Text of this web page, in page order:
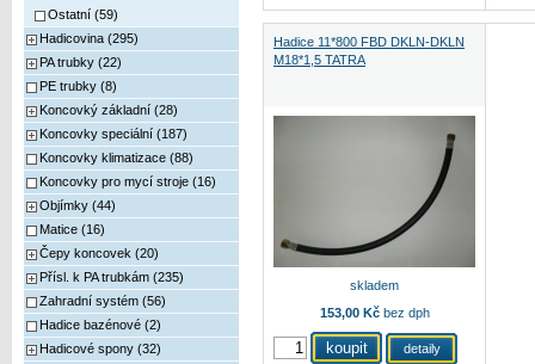
Ostatní (59)
Hadicovina (295)
PA trubky (22)
PE trubky (8)
Koncovký základní (28)
Koncovky speciální (187)
Koncovky klimatizace (88)
Koncovky pro mycí stroje (16)
Objímky (44)
Matice (16)
Čepy koncovek (20)
Přísl. k PA trubkám (235)
Zahradní systém (56)
Hadice bazénové (2)
Hadicové spony (32)
Hadice 11*800 FBD DKLN-DKLN
M18*1,5 TATRA
skladem
153,00 Kčbez dph
detaily